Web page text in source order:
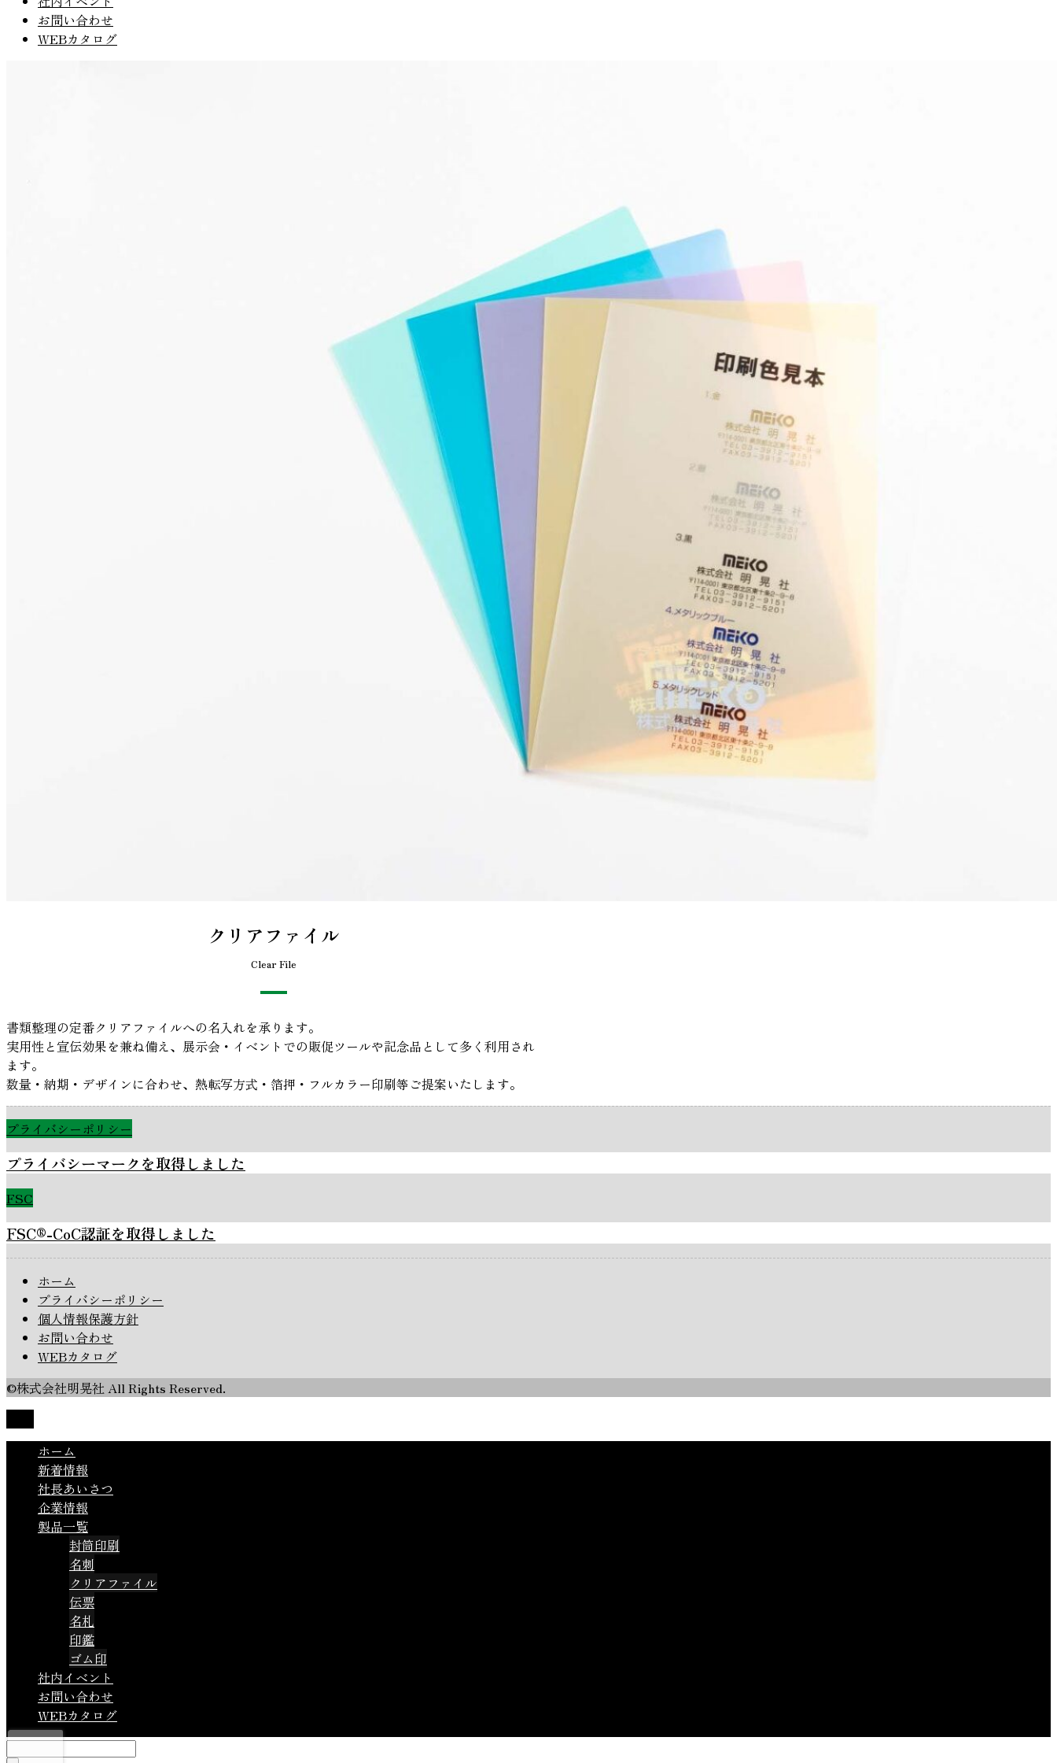
お問い合わせ
WEBカタログ
クリアファイル
Clear File
書類整理の定番クリアファイルへの名入れを承ります。
実用性と宣伝効果を兼ね備え、展示会・イベントでの販促ツールや記念品として多く利用され
ます。
数量・納期・デザインに合わせ、熱転写方式・箔押・フルカラー印刷等ご提案いたします。
プライバシーポリシー
プライバシーマークを取得しました
FSC
FSC®-CoC認証を取得しました
ホーム
プライバシーポリシー
個人情報保護方針
お問い合わせ
WEBカタログ
©株式会社明晃社 All Rights Reserved.
ホーム
新着情報
社長あいさつ
企業情報
製品一覧
封筒印刷
名刺
クリアファイル
伝票
名札
印鑑
ゴム印
社内イベント
お問い合わせ
WEBカタログ